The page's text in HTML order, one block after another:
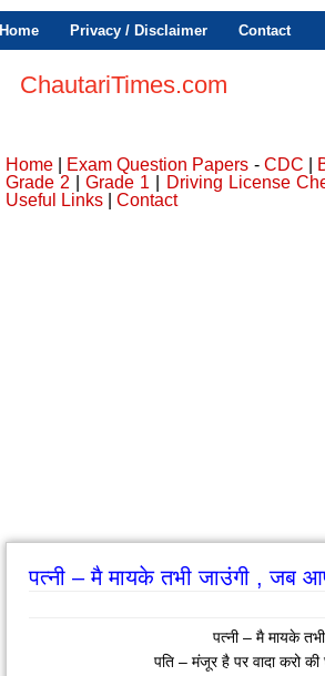
Home Privacy / Disclaimer Contact
ChautariTimes.com
Home Exam Question Papers - CDC
Grade 2 |Grade 1 Driving License
Useful Links
Contact
पत्नी – मै मायके तभी जाउंगी ,
पत्नी – मै मायके
पति – मंजूर है पर वादा करो